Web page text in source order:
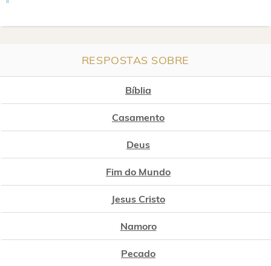
RESPOSTAS SOBRE
Bíblia
Casamento
Deus
Fim do Mundo
Jesus Cristo
Namoro
Pecado